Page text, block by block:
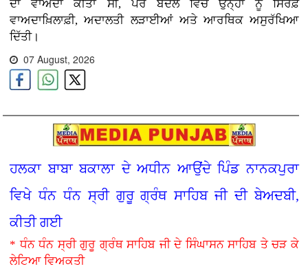
ਦਾ ਵਾਅਦਾ ਕੀਤਾ ਸੀ, ਪਰ ਬਦਲੇ ਵਿੱਚ ਉਨ੍ਹਾਂ ਨੂੰ ਸਿਰਫ਼
ਵਾਅਦਾਖ਼ਿਲਾਫ਼ੀ, ਅਦਾਲਤੀ ਲੜਾਈਆਂ ਅਤੇ ਆਰਥਿਕ ਅਸੁਰੱਖਿਆ
ਦਿੱਤੀ।
07 August, 2026
ਹਲਕਾ ਬਾਬਾ ਬਕਾਲਾ ਦੇ ਅਧੀਨ ਆਉਂਦੇ ਪਿੰਡ ਨਾਨਕਪੁਰਾ
ਵਿਖੇ ਧੰਨ ਧੰਨ ਸ੍ਰੀ ਗੁਰੂ ਗ੍ਰੰਥ ਸਾਹਿਬ ਜੀ ਦੀ ਬੇਅਦਬੀ,
ਕੀਤੀ ਗਈ
* ਧੰਨ ਧੰਨ ਸ੍ਰੀ ਗੁਰੂ ਗ੍ਰੰਥ ਸਾਹਿਬ ਜੀ ਦੇ ਸਿੰਘਾਸਨ ਸਾਹਿਬ ਤੇ ਚੜ ਕੇ
ਲੇਟਿਆ ਵਿਅਕਤੀ